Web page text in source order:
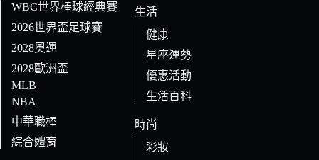
WBC世界棒球經典賽
2026世界盃足球賽
2028奧運
2028歐洲盃
MLB
NBA
中華職棒
綜合體育
生活
健康
星座運勢
優惠活動
生活百科
時尚
彩妝